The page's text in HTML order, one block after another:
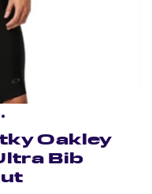
Oakley
Bib